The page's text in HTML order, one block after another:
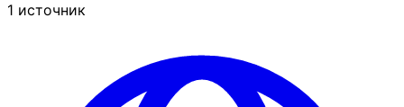
1 источник